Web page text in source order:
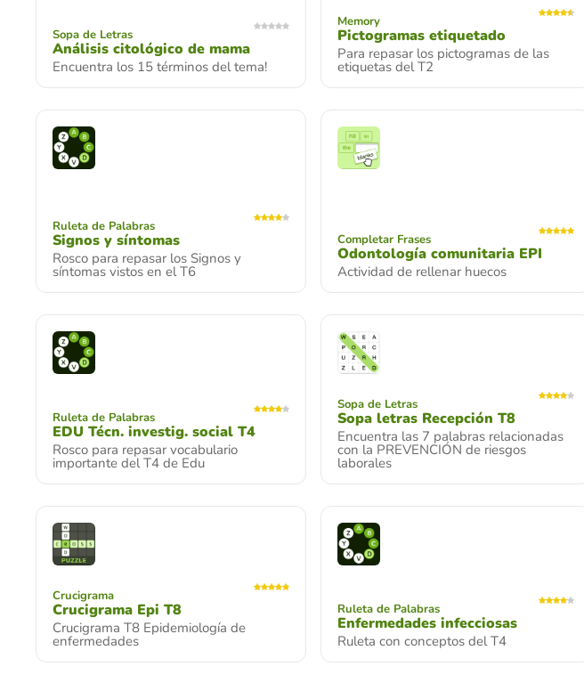
Sopa de Letras
Análisis citológico de mama
Encuentra los 15 términos del tema!
Memory
Pictogramas etiquetado
Para repasar los pictogramas de las
etiquetas del T2
Ruleta de Palabras
Signos y síntomas
Rosco para repasar los Signos y
síntomas vistos en el T6
Completar Frases
Odontología comunitaria EPI
Actividad de rellenar huecos
Ruleta de Palabras
EDU Técn. investig. social T4
Rosco para repasar vocabulario
importante del T4 de Edu
Sopa de Letras
Sopa letras Recepción T8
Encuentra las 7 palabras relacionadas
con la PREVENCIÓN de riesgos
laborales
Crucigrama
Crucigrama Epi T8
Crucigrama T8 Epidemiología de
enfermedades
Ruleta de Palabras
Enfermedades infecciosas
Ruleta con conceptos del T4